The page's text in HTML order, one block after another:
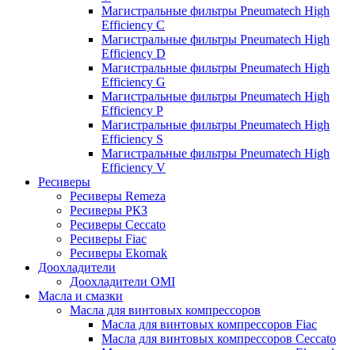
Магистральные фильтры Pneumatech High
Efficiency C
Магистральные фильтры Pneumatech High
Efficiency D
Магистральные фильтры Pneumatech High
Efficiency G
Магистральные фильтры Pneumatech High
Efficiency P
Магистральные фильтры Pneumatech High
Efficiency S
Магистральные фильтры Pneumatech High
Efficiency V
Ресиверы
Ресиверы Remeza
Ресиверы РКЗ
Ресиверы Ceccato
Ресиверы Fiac
Ресиверы Ekomak
Доохладители
Доохладители OMI
Масла и смазки
Масла для винтовых компрессоров
Масла для винтовых компрессоров Fiac
Масла для винтовых компрессоров Ceccato